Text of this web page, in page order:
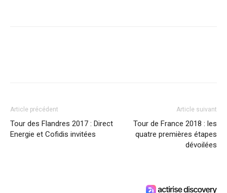
Article précédent
Tour des Flandres 2017 : Direct
Energie et Cofidis invitées
Article suivant
Tour de France 2018 : les
quatre premières étapes
dévoilées